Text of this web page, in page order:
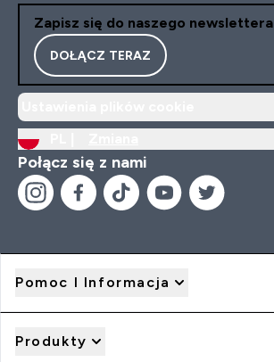
Zapisz się do naszego newslettera
DOŁĄCZ TERAZ
Połącz się z nami
Pomoc I Informacja
Produkty